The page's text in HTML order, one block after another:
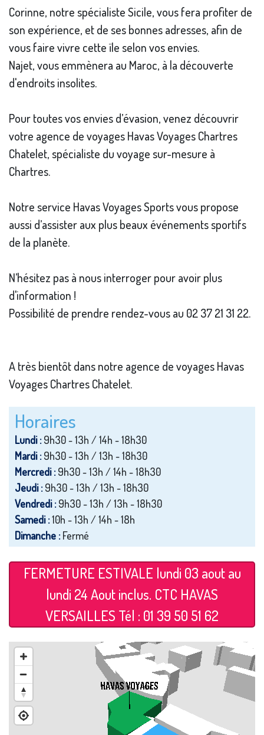
Corinne, notre spécialiste Sicile, vous fera profiter de
son expérience, et de ses bonnes adresses, afin de
vous faire vivre cette ïle selon vos envies.
Najet, vous emmènera au Maroc, à la découverte
d'endroits insolites.
Pour toutes vos envies d’évasion, venez découvrir
votre agence de voyages Havas Voyages Chartres
Chatelet, spécialiste du voyage sur-mesure à
Chartres.
Notre service Havas Voyages Sports vous propose
aussi d’assister aux plus beaux événements sportifs
de la planète.
N’hésitez pas à nous interroger pour avoir plus
d'information !
Possibilité de prendre rendez-vous au 02 37 21 31 22.
A très bientôt dans notre agence de voyages Havas
Voyages Chartres Chatelet.
Horaires
Lundi :9h30 - 13h / 14h - 18h30
Mardi :9h30 - 13h / 13h - 18h30
Mercredi :9h30 - 13h / 14h - 18h30
Jeudi :9h30 - 13h / 13h - 18h30
Vendredi :9h30 - 13h / 13h - 18h30
Samedi :10h - 13h / 14h - 18h
Dimanche :Fermé
FERMETURE ESTIVALE lundi 03 aout au
lundi 24 Aout inclus. CTC HAVAS
VERSAILLES Tél : 01 39 50 51 62